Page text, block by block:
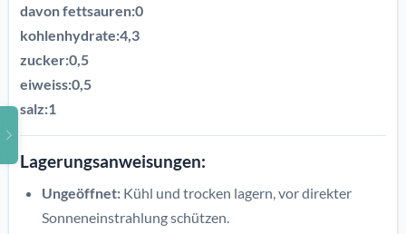
davon fettsauren:0
kohlenhydrate:4,3
zucker:0,5
eiweiss:0,5
salz:1
Lagerungsanweisungen:
Ungeöffnet: Kühl und trocken lagern, vor direkter
Sonneneinstrahlung schützen.